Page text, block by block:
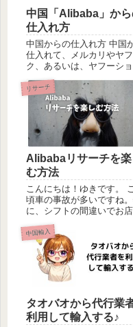
中国「Alibaba」か
仕入れ方
中国からの仕入れ方 中国
仕入れて、メルカリやヤ
ク、あるいは、ヤフーシ
ピングや楽天市場で販売す
人、本当に増えました。円
と言ってもやはり中国仕入
の安さはダントツです更に
は、商品の種類がとても多
欲しいものが色々手に入り
すいの...
リサーチ
Alibabaリサーチを楽
む方法
こんにちは！ゆきです。
頃車の事故が多いですね
に、シフトの間違いでお店
てしまうようなので私も気
つけようと思いました。←
や、若くないし(笑) さて
回はAlibabaのリサーチにつ
て話をしたいと思...
中国輸入
タオバオから代行業
利用して輸入する♪